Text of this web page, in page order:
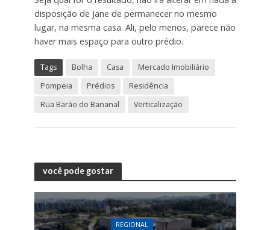
disposição de Jane de permanecer no mesmo
lugar, na mesma casa. Ali, pelo menos, parece não
haver mais espaço para outro prédio.
Tags Bolha Casa
Mercado Imobiliário
Pompeia
Prédios
Residência
Rua Barão do Bananal
Verticalização
você pode gostar
REGIONAL